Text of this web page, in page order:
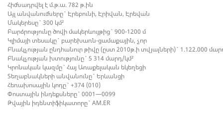
Հիմնադրվել է մ.թ.ա. 782 թ.ին
Այլ անվանումները` Էրեբունի, Էրիվան, Էրեվան
Մակերեսը` 300 կմ²
Բարձրությունը ծովի մակերևույթից` 900-1200 մ
Կլիմայի տեսակը` բարեխառն-ցամաքային, չոր
Բնակչության ընդհանուր թիվը (ըստ 2010թ.ի տվյալների)` 1.122.000
Բնակչության խտությունը` 5 314 մարդ/կմ²
Կրոնական կազմը` Հայ Առաքելական եկեղեցի
Տեղաբնակների անվանունը` Երևանցի
Հեռախոսային կոդը` +374 (010)
Փոստային ինդեքսները` 0001—0099
Թվային իդենտիֆիկատորը` AM.ER